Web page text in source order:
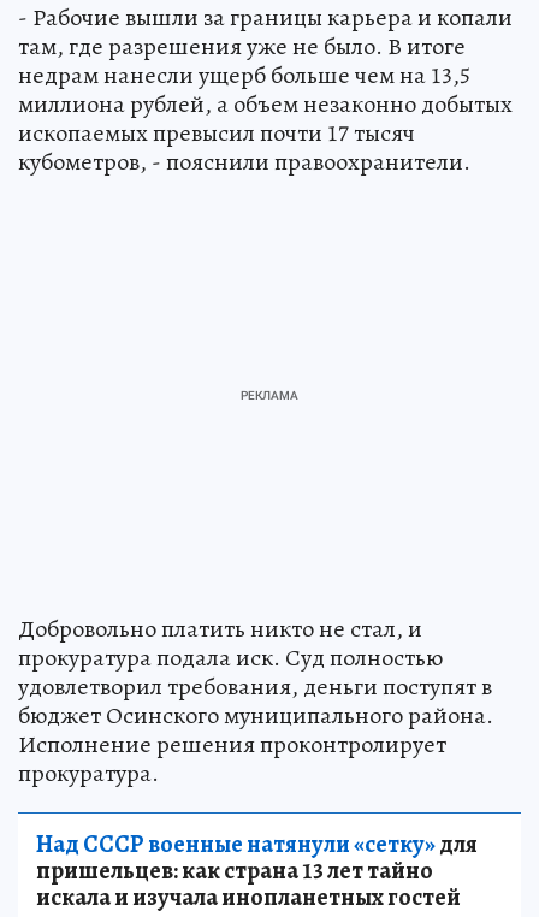
- Рабочие вышли за границы карьера и копали
там, где разрешения уже не было. В итоге
недрам нанесли ущерб больше чем на 13,5
миллиона рублей, а объем незаконно добытых
ископаемых превысил почти 17 тысяч
кубометров, - пояснили правоохранители.
Добровольно платить никто не стал, и
прокуратура подала иск. Суд полностью
удовлетворил требования, деньги поступят в
бюджет Осинского муниципального района.
Исполнение решения проконтролирует
прокуратура.
Над СССР военные натянули «сетку»для
пришельцев: как страна 13 лет тайно
искала и изучала инопланетных гостей